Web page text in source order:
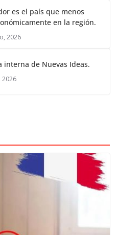
es el país que menos
en la región.
2026
interna de Nuevas Ideas.
2026